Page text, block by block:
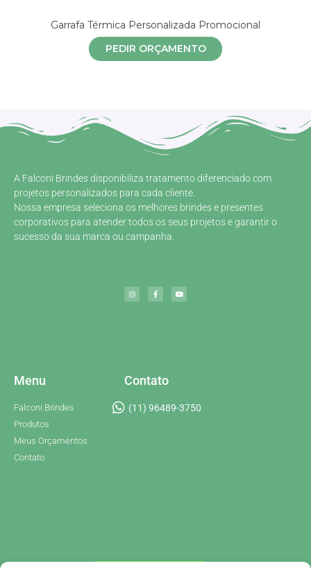
Garrafa Térmica Personalizada Promocional
PEDIR ORÇAMENTO
A Falconi Brindes disponibiliza tratamento diferenciado com
projetos personalizados para cada cliente.
Nossa empresa seleciona os melhores brindes e presentes
corporativos para atender todos os seus projetos e garantir o
sucesso da sua marca ou campanha.
Menu
Falconi Brindes
Produtos
Meus Orçamentos
Contato
Contato
(11) 96489-3750